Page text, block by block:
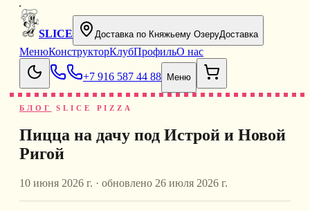
SLICE Доставка по Княжьему ОзеруДоставка
МенюКонструкторКлубПрофильО нас
+7 916 587 44 88 Меню
БЛОГ SLICE PIZZA
Пицца на дачу под Истрой и Новой
Ригой
10 июня 2026 г. · обновлено 26 июля 2026 г.